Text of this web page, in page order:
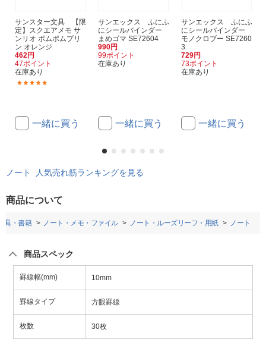
サンスター文具 【限
定】スクエアメモ サ
ンリオ ポムポムプリ
ン オレンジ
462円
47ポイント
在庫あり
一緒に買う
サンエックス ふにふ
にシールバインダー
まめゴマ SE72604
990円
99ポイント
在庫あり
一緒に買う
サンエックス ふにふ
にシールバインダー
モノクロブー SE7260
3
729円
73ポイント
在庫あり
一緒に買う
ノート 人気売れ筋ランキングを見る
商品について
具・書籍 ノート・メモ・ファイル ノート・ルーズリーフ・用紙 ノート
商品スペック
罫線幅(mm) 10mm
罫線タイプ 方眼罫線
枚数 30枚